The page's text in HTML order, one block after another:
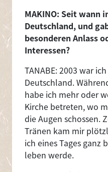
MAKINO: Seit wann
Deutschland, und
besonderen Anlass
Interessen?
TANABE: 2003 war
Deutschland.
habe ich mehr oder
Kirche betreten, wo
die Augen schossen.
Tränen kam mir
ich eines Tages ganz
leben werde.